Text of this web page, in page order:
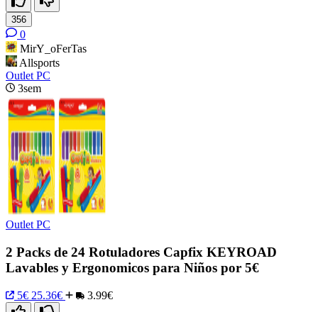
356
0
MirY_oFerTas
Allsports
Outlet PC
3sem
Outlet PC
2 Packs de 24 Rotuladores Capfix KEYROAD
Lavables y Ergonomicos para Niños por 5€
5€ 25.36€ 3.99€